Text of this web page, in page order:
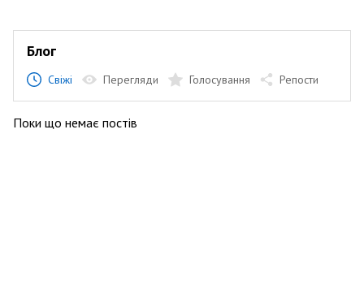
Блог
Свіжі Перегляди Голосування Репости
Поки що немає постів